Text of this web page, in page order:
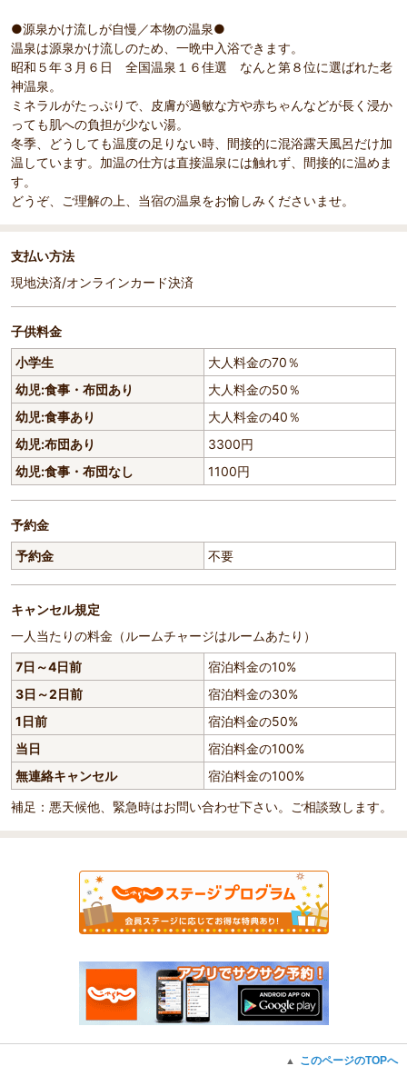
●源泉かけ流しが自慢／本物の温泉●
温泉は源泉かけ流しのため、一晩中入浴できます。
昭和５年３月６日 全国温泉１６佳選 なんと第８位に選ばれた老
神温泉。
ミネラルがたっぷりで、皮膚が過敏な方や赤ちゃんなどが長く浸か
っても肌への負担が少ない湯。
冬季、どうしても温度の足りない時、間接的に混浴露天風呂だけ加
温しています。加温の仕方は直接温泉には触れず、間接的に温めま
す。
どうぞ、ご理解の上、当宿の温泉をお愉しみくださいませ。
支払い方法
現地決済/オンラインカード決済
子供料金
小学生
大人料金の70％
幼児:食事・布団あり
大人料金の50％
幼児:食事あり
大人料金の40％
幼児:布団あり
3300円
幼児:食事・布団なし
1100円
予約金
予約金
不要
キャンセル規定
一人当たりの料金（ルームチャージはルームあたり）
7日～4日前
宿泊料金の10%
3日～2日前
宿泊料金の30%
1日前
宿泊料金の50%
当日
宿泊料金の100%
無連絡キャンセル
宿泊料金の100%
補足：悪天候他、緊急時はお問い合わせ下さい。ご相談致します。
▲ このページのTOPへ